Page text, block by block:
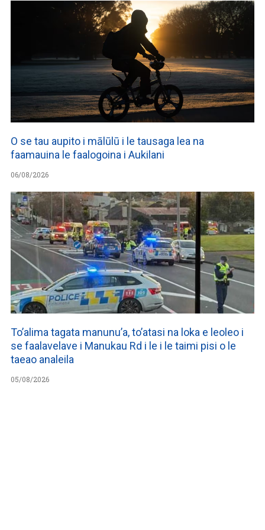
O se tau aupito i mālūlū i le tausaga lea na
faamauina le faalogoina i Aukilani
06/08/2026
To’alima tagata manunu’a, to’atasi na loka e leoleo i
se faalavelave i Manukau Rd i le i le taimi pisi o le
taeao analeila
05/08/2026